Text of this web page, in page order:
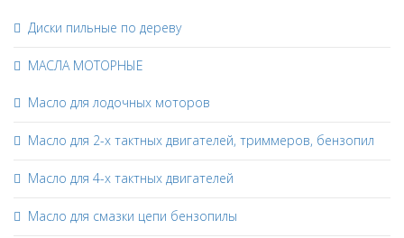
Диски пильные по дереву
МАСЛА МОТОРНЫЕ
Масло для лодочных моторов
Масло для 2-х тактных двигателей, триммеров, бензопил
Масло для 4-х тактных двигателей
Масло для смазки цепи бензопилы